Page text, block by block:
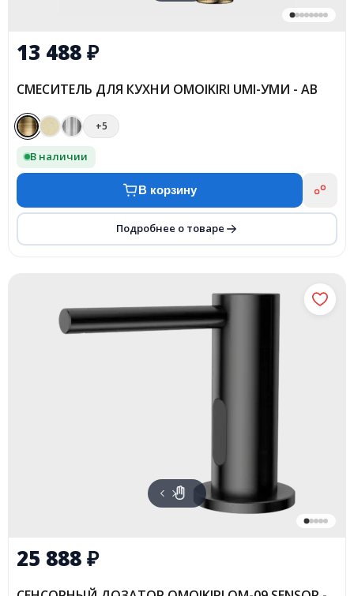
13 488₽
СМЕСИТЕЛЬ ДЛЯ КУХНИ OMOIKIRI UMI-УМИ - AB
+5
В наличии
В корзину
Подробнее о товаре
25 888₽